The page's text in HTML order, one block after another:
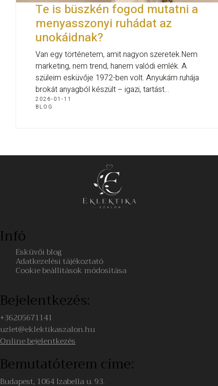
Te is büszkén fogod mutatni a
menyasszonyi ruhádat az
unokáidnak?
Van egy történetem, amit nagyon szeretek.Nem
marketing, nem trend, hanem valódi emlék. A
szüleim esküvője 1972-ben volt. Anyukám ruhája
brokát anyagból készült – igazi, tartást…
2026-01-11
BLOG
Infó
Esküvői blog
Adatkezelési tájékoztató
Cookie beállítások módosítása
Bejelentkezés:
+36205671141
uzlet@eklektikaszalon.hu
Online bejelentkezés
Bemutatóterem címe:
Budapest, 1064 Izabella u. 93.